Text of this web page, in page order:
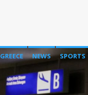
GREECE NEWS SPORTS